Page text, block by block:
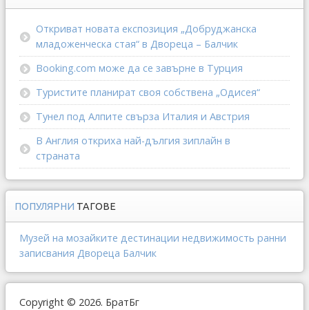
Откриват новата експозиция „Добруджанска
младоженческа стая“ в Двореца – Балчик
Booking.com може да се завърне в Турция
Туристите планират своя собствена „Одисея“
Тунел под Алпите свърза Италия и Австрия
В Англия откриха най-дългия зиплайн в
страната
ПОПУЛЯРНИ ТАГОВЕ
Музей на мозайките дестинации недвижимость ранни
записвания Двореца Балчик
Copyright © 2026. БратБг